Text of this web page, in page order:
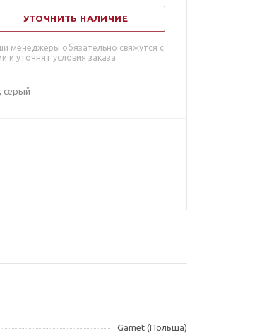
УТОЧНИТЬ НАЛИЧИЕ
менеджеры обязательно свяжутся с
и уточнят условия заказа
серый
Gamet (Польша)